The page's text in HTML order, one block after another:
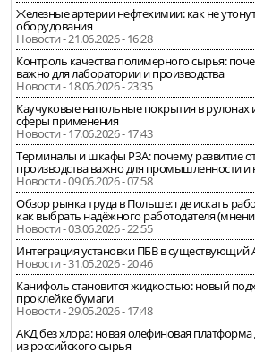
Железные артерии нефтехимии: как не
оборудования
Новости - 21.06.2026 - 16:28
Контроль качества полимерного сырья:
важно для лаборатории и производства
Новости - 18.06.2026 - 23:35
Каучуковые напольные покрытия в рулонах
сферы применения
Новости - 17.06.2026 - 17:43
Терминалы и шкафы РЗА: почему развитие
производства важно для промышленности
Новости - 09.06.2026 - 07:58
Обзор рынка труда в Польше: где искать
как выбрать надёжного работодателя
Новости - 03.06.2026 - 22:55
Интеграция установки ПБВ в существующий
Новости - 31.05.2026 - 20:46
Канифоль становится жидкостью: новый
проклейке бумаги
Новости - 29.05.2026 - 17:48
АКД без хлора: новая олефиновая
из российского сырья